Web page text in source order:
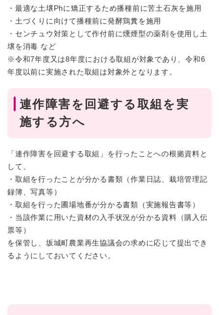
・最適な土壌Phに矯正するため播種前に苦土石灰を施用
・土づくりに向けて播種前に発酵鶏糞を施用
・センチュウ対策として作付前に燻煙型の薬剤を使用し土
壌を消毒 など
※令和7年度又は8年度における取組が対象であり、令和6
年度以前に実施された取組は対象外となります。
連作障害を回避する取組を実
施する方へ
「連作障害を回避する取組」を行ったことへの根拠資料と
して、
・取組を行ったことが分かる書類（作業日誌、栽培管理記
録簿、写真等）
・取組を行った圃場地番が分かる書類（実施報告書等）
・当該作業に用いた資材の入手状況が分かる資料（購入伝
票等）
を保管し、坂城町農業再生協議会の求めに応じて提出でき
るようにしておいてください。​